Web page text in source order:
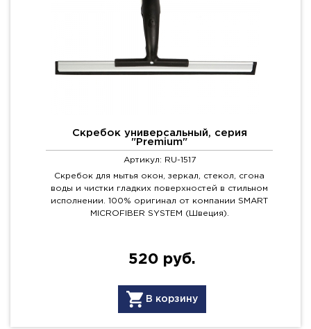
Скребок универсальный, серия
"Premium"
Артикул: RU-1517
Скребок для мытья окон, зеркал, стекол, сгона
воды и чистки гладких поверхностей в стильном
исполнении. 100% оригинал от компании SMART
MICROFIBER SYSTEM (Швеция).
520 руб.
В корзину